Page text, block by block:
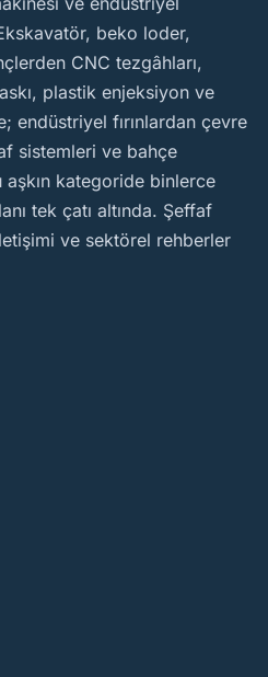
beko loder,
CNC tezgâhları,
plastik enjeksiyon ve
endüstriyel fırınlardan çevre
sistemleri ve bahçe
aşkın kategoride binlerce
tek çatı altında. Şeffaf
ve sektörel rehberler